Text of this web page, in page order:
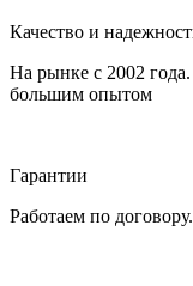
Качество и
На рынке с 2002
большим опытом
Гарантии
Работаем по